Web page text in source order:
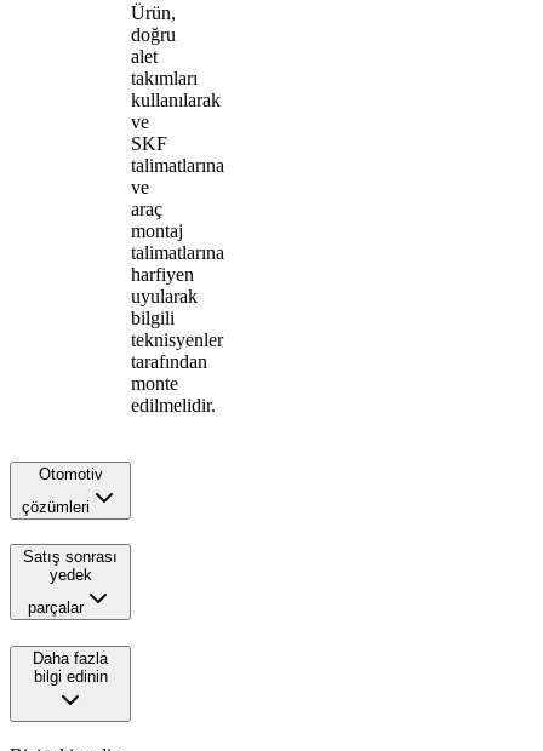
Ürün,
doğru
alet
takımları
kullanılarak
ve
SKF
talimatlarına
ve
araç
montaj
talimatlarına
harfiyen
uyularak
bilgili
teknisyenler
tarafından
monte
edilmelidir.
Otomotiv
çözümleri
Satış sonrası
yedek
parçalar
Daha fazla
bilgi edinin